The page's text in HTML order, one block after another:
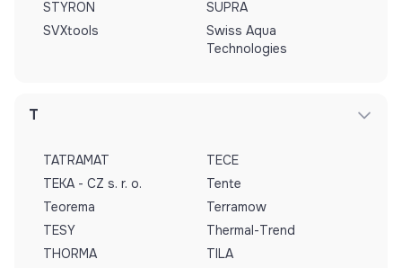
STYRON
SUPRA
SVXtools
Swiss Aqua
Technologies
T
TATRAMAT
TECE
TEKA - CZ s. r. o.
Tente
Teorema
Terramow
TESY
Thermal-Trend
THORMA
TILA